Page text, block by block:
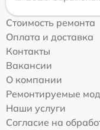
Стоимость ремонта
Оплата и доставка
Контакты
Вакансии
О компании
Ремонтируемые
Наши услуги
Согласие на